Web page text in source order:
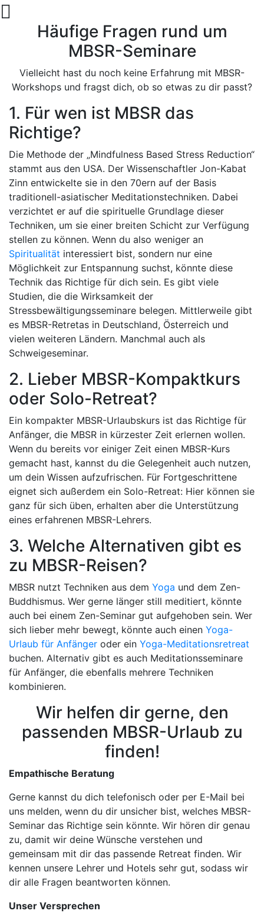
Häufige Fragen rund um
MBSR-Seminare
Vielleicht hast du noch keine Erfahrung mit MBSR-
Workshops und fragst dich, ob so etwas zu dir passt?
1. Für wen ist MBSR das
Richtige?
Die Methode der „Mindfulness Based Stress Reduction“
stammt aus den USA. Der Wissenschaftler Jon-Kabat
Zinn entwickelte sie in den 70ern auf der Basis
traditionell-asiatischer Meditationstechniken. Dabei
verzichtet er auf die spirituelle Grundlage dieser
Techniken, um sie einer breiten Schicht zur Verfügung
stellen zu können. Wenn du also weniger an
Spiritualität interessiert bist, sondern nur eine
Möglichkeit zur Entspannung suchst, könnte diese
Technik das Richtige für dich sein. Es gibt viele
Studien, die die Wirksamkeit der
Stressbewältigungsseminare belegen. Mittlerweile gibt
es MBSR-Retretas in Deutschland, Österreich und
vielen weiteren Ländern. Manchmal auch als
Schweigeseminar.
2. Lieber MBSR-Kompaktkurs
oder Solo-Retreat?
Ein kompakter MBSR-Urlaubskurs ist das Richtige für
Anfänger, die MBSR in kürzester Zeit erlernen wollen.
Wenn du bereits vor einiger Zeit einen MBSR-Kurs
gemacht hast, kannst du die Gelegenheit auch nutzen,
um dein Wissen aufzufrischen. Für Fortgeschrittene
eignet sich außerdem ein Solo-Retreat: Hier können sie
ganz für sich üben, erhalten aber die Unterstützung
eines erfahrenen MBSR-Lehrers.
3. Welche Alternativen gibt es
zu MBSR-Reisen?
MBSR nutzt Techniken aus dem Yoga und dem Zen-
Buddhismus. Wer gerne länger still meditiert, könnte
auch bei einem Zen-Seminar gut aufgehoben sein. Wer
sich lieber mehr bewegt, könnte auch einen Yoga-
Urlaub für Anfänger oder ein Yoga-Meditationsretreat
buchen. Alternativ gibt es auch Meditationsseminare
für Anfänger, die ebenfalls mehrere Techniken
kombinieren.
Wir helfen dir gerne, den
passenden MBSR-Urlaub zu
finden!
Empathische Beratung
Gerne kannst du dich telefonisch oder per E-Mail bei
uns melden, wenn du dir unsicher bist, welches MBSR-
Seminar das Richtige sein könnte. Wir hören dir genau
zu, damit wir deine Wünsche verstehen und
gemeinsam mit dir das passende Retreat finden. Wir
kennen unsere Lehrer und Hotels sehr gut, sodass wir
dir alle Fragen beantworten können.
Unser Versprechen